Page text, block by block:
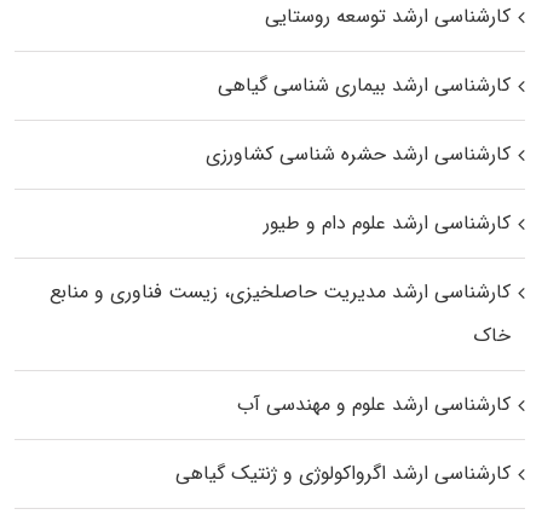
کارشناسی ارشد توسعه روستایی
کارشناسی ارشد بیماری‌ شناسی گیاهی
کارشناسی ارشد حشره‌ شناسی کشاورزی
کارشناسی ارشد علوم دام و طیور
کارشناسی ارشد مدیریت حاصلخیزی، زیست فناوری و منابع
خاک
کارشناسی ارشد علوم و مهندسی آب
کارشناسی ارشد اگرواکولوژی و ژنتیک گیاهی